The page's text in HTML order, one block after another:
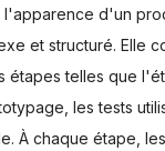
d'un
et structuré. Elle
étapes telles que
les tests
À chaque étape,